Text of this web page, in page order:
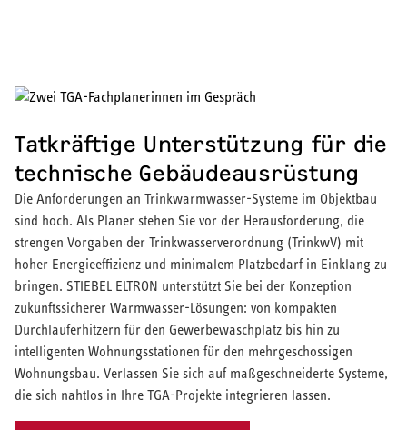
Tatkräftige Unterstützung für die
technische Gebäudeausrüstung
Die Anforderungen an Trinkwarmwasser-Systeme im Objektbau
sind hoch. Als Planer stehen Sie vor der Herausforderung, die
strengen Vorgaben der Trinkwasserverordnung (TrinkwV) mit
hoher Energieeffizienz und minimalem Platzbedarf in Einklang zu
bringen. STIEBEL ELTRON unterstützt Sie bei der Konzeption
zukunftssicherer Warmwasser-Lösungen: von kompakten
Durchlauferhitzern für den Gewerbewaschplatz bis hin zu
intelligenten Wohnungsstationen für den mehrgeschossigen
Wohnungsbau. Verlassen Sie sich auf maßgeschneiderte Systeme,
die sich nahtlos in Ihre TGA-Projekte integrieren lassen.